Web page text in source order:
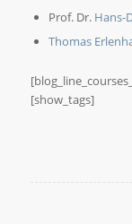
Prof. Dr. Hans-
Thomas
[show_tags]